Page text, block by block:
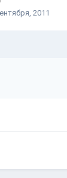
2011